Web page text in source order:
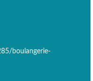
boulangerie-